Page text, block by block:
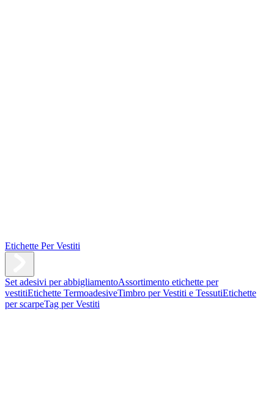
Etichette Per Vestiti
Set adesivi per abbigliamentoAssortimento etichette per
vestitiEtichette TermoadesiveTimbro per Vestiti e TessutiEtichette
per scarpeTag per Vestiti